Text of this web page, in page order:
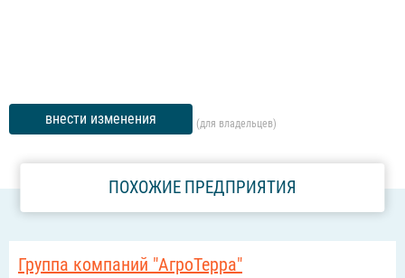
внести изменения (для владельцев)
ПОХОЖИЕ ПРЕДПРИЯТИЯ
Группа компаний "АгроТерра"